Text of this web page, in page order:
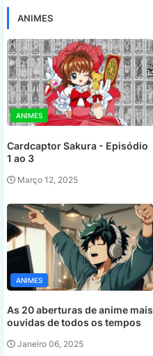
ANIMES
ANIMES
Cardcaptor Sakura - Episódio
1 ao 3
Março 12, 2025
ANIMES
As 20 aberturas de anime mais
ouvidas de todos os tempos
Janeiro 06, 2025